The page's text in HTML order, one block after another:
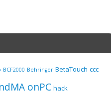
BCF2000 Behringer BetaTouch ccc
onPC hack